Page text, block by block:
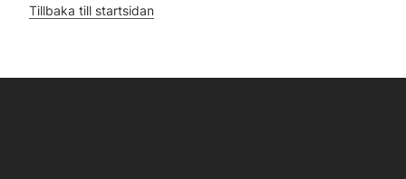
Tillbaka till startsidan